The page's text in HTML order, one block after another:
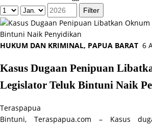
HUKUM DAN KRIMINAL, PAPUA BARAT 6
Kasus Dugaan Penipuan
Legislator Teluk Bintuni Naik
Teraspapua
Bintuni, Teraspapua.com – Kasus